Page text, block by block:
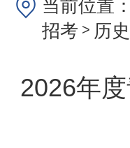
当前位置：
招考 > 历
2026年